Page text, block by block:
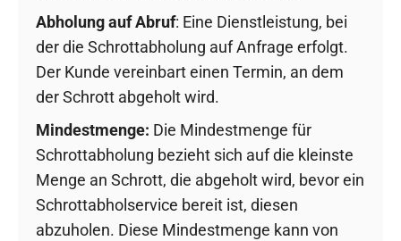
Abholung auf Abruf: Eine Dienstleistung, bei
der die Schrottabholung auf Anfrage erfolgt.
Der Kunde vereinbart einen Termin, an dem
der Schrott abgeholt wird.
Mindestmenge: Die Mindestmenge für
Schrottabholung bezieht sich auf die kleinste
Menge an Schrott, die abgeholt wird, bevor ein
Schrottabholservice bereit ist, diesen
abzuholen. Diese Mindestmenge kann von